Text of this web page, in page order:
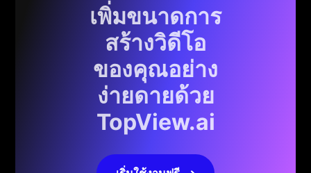
เพิ่มขนาดการ
สร้างวิดีโอ
ของคุณอย่าง
ง่ายดายด้วย
TopView.ai